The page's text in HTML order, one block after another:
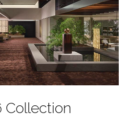
Collection